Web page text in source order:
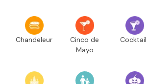
Chandeleur
Cinco de
Mayo